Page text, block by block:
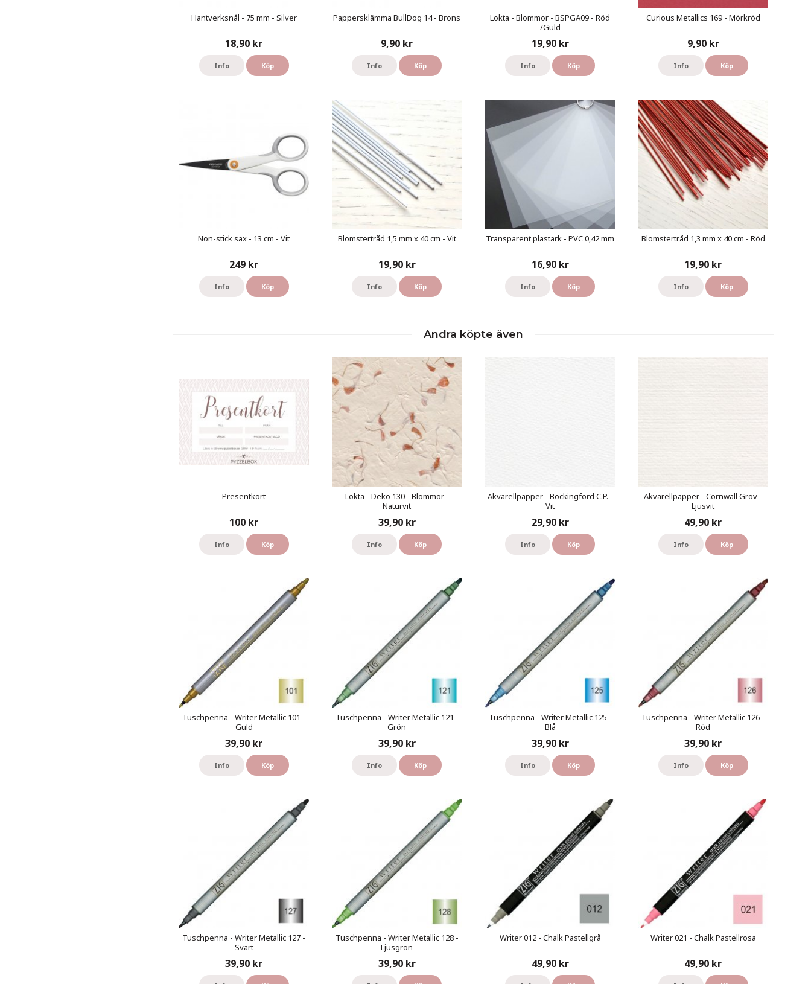
Hantverksnål - 75 mm - Silver
18,90 kr
Info Köp
Pappersklämma BullDog 14 - Brons
9,90 kr
Info Köp
Lokta - Blommor - BSPGA09 - Röd
/Guld
19,90 kr
Info Köp
Curious Metallics 169 - Mörkröd
9,90 kr
Info Köp
Non-stick sax - 13 cm - Vit
249 kr
Info Köp
Blomstertråd 1,5 mm x 40 cm - Vit
19,90 kr
Info Köp
Transparent plastark - PVC 0,42 mm
16,90 kr
Info Köp
Blomstertråd 1,3 mm x 40 cm - Röd
19,90 kr
Info Köp
Andra köpte även
Presentkort
100 kr
Info Köp
Lokta - Deko 130 - Blommor -
Naturvit
39,90 kr
Info Köp
Akvarellpapper - Bockingford C.P. -
Vit
29,90 kr
Info Köp
Akvarellpapper - Cornwall Grov -
Ljusvit
49,90 kr
Info Köp
Tuschpenna - Writer Metallic 101 -
Guld
39,90 kr
Info Köp
Tuschpenna - Writer Metallic 121 -
Grön
39,90 kr
Info Köp
Tuschpenna - Writer Metallic 125 -
Blå
39,90 kr
Info Köp
Tuschpenna - Writer Metallic 126 -
Röd
39,90 kr
Info Köp
Tuschpenna - Writer Metallic 127 -
Svart
39,90 kr
Tuschpenna - Writer Metallic 128 -
Ljusgrön
39,90 kr
Writer 012 - Chalk Pastellgrå
49,90 kr
Writer 021 - Chalk Pastellrosa
49,90 kr